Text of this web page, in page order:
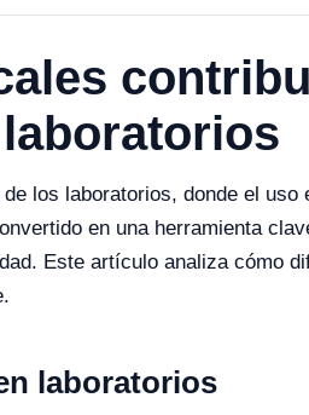
los laboratorios, donde el
en una herramienta
Este artículo analiza cómo
laboratorios